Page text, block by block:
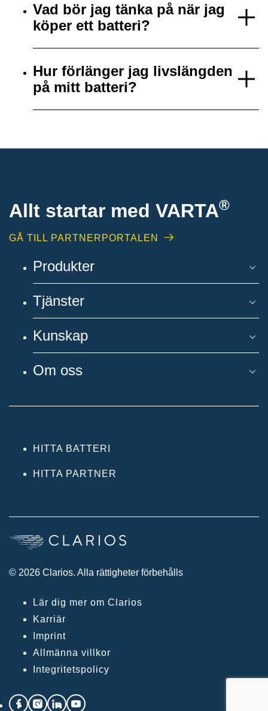
Vad bör jag tänka på när jag
köper ett batteri?
Hur förlänger jag livslängden
på mitt batteri?
Allt startar med VARTA®
GÅ TILL PARTNERPORTALEN
Produkter
Tjänster
Kunskap
Om oss
HITTA BATTERI
HITTA PARTNER
© 2026 Clarios. Alla rättigheter förbehålls
Lär dig mer om Clarios
Karriär
Imprint
Allmänna villkor
Integritetspolicy